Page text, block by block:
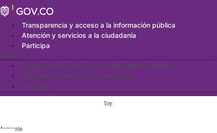
Saltar
al
contenidoTransparencia y acceso a la información pública
Atención y servicios a la ciudadanía
Participa
Menu
Transparencia y acceso a la información pública
Atención y servicios a la ciudadanía
Participa
Soy:
Aspirante